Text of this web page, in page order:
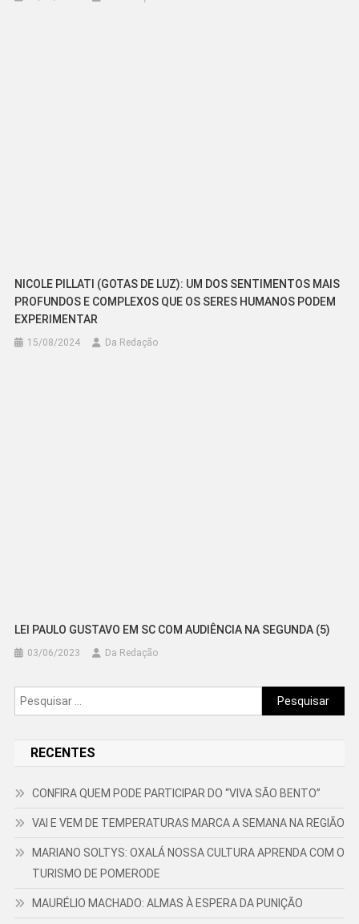
NICOLE PILLATI (GOTAS DE LUZ): UM DOS SENTIMENTOS MAIS
PROFUNDOS E COMPLEXOS QUE OS SERES HUMANOS PODEM
EXPERIMENTAR
15/08/2024 Da Redação
LEI PAULO GUSTAVO EM SC COM AUDIÊNCIA NA SEGUNDA (5)
03/06/2023 Da Redação
Pesquisar
por:
RECENTES
CONFIRA QUEM PODE PARTICIPAR DO “VIVA SÃO BENTO”
VAI E VEM DE TEMPERATURAS MARCA A SEMANA NA REGIÃO
MARIANO SOLTYS: OXALÁ NOSSA CULTURA APRENDA COM O
TURISMO DE POMERODE
MAURÉLIO MACHADO: ALMAS À ESPERA DA PUNIÇÃO